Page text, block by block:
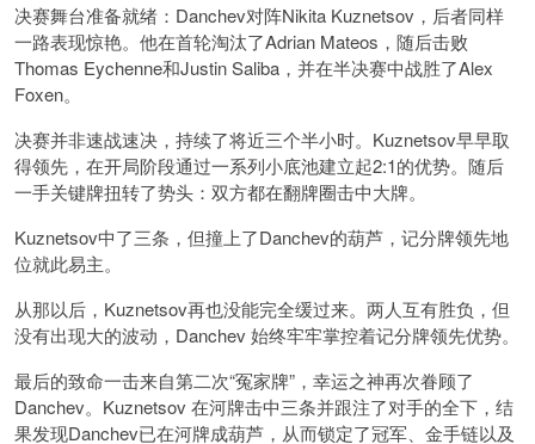
决赛舞台准备就绪：Danchev对阵Nikita Kuznetsov，后者同样
一路表现惊艳。他在首轮淘汰了Adrian Mateos，随后击败
Thomas Eychenne和Justin Saliba，并在半决赛中战胜了Alex
Foxen。
决赛并非速战速决，持续了将近三个半小时。Kuznetsov早早取
得领先，在开局阶段通过一系列小底池建立起2:1的优势。随后
一手关键牌扭转了势头：双方都在翻牌圈击中大牌。
Kuznetsov中了三条，但撞上了Danchev的葫芦，记分牌领先地
位就此易主。
从那以后，Kuznetsov再也没能完全缓过来。两人互有胜负，但
没有出现大的波动，Danchev 始终牢牢掌控着记分牌领先优势。
最后的致命一击来自第二次“冤家牌”，幸运之神再次眷顾了
Danchev。Kuznetsov 在河牌击中三条并跟注了对手的全下，结
果发现Danchev已在河牌成葫芦，从而锁定了冠军、金手链以及